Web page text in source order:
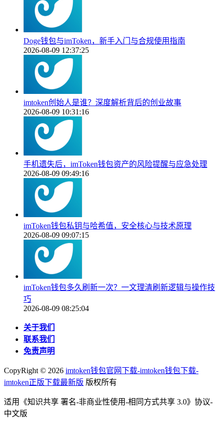
Doge钱包与imToken，新手入门与合规使用指南
2026-08-09 12:37:25
imtoken创始人是谁？深度解析背后的创业故事
2026-08-09 10:31:16
手机遗失后，imToken钱包资产的风险提醒与应急处理
2026-08-09 09:49:16
imToken钱包私钥与哈希值，安全核心与技术原理
2026-08-09 09:07:15
imToken钱包多久刷新一次？一文理清刷新逻辑与操作技
巧
2026-08-09 08:25:04
关于我们
联系我们
免责声明
CopyRight © 2026 imtoken钱包官网下载-imtoken钱包下载-
imtoken正版下载最新版 版权所有
适用《知识共享 署名-非商业性使用-相同方式共享 3.0》协议-
中文版